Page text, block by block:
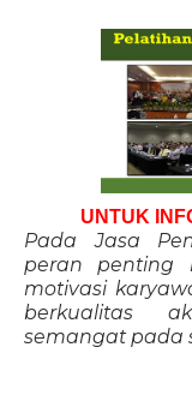
UNTUK
Pada Jasa
peran penting
motivasi
berkualitas
semangat pada